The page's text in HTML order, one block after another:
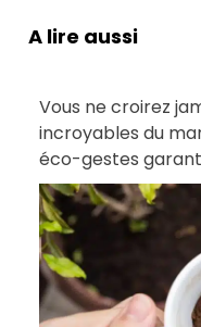
A lire aussi
Vous ne croirez
incroyables du
éco-gestes